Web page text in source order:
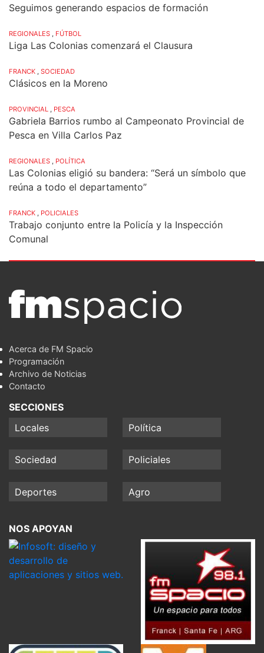
Seguimos generando espacios de formación
REGIONALES , FÚTBOL
Liga Las Colonias comenzará el Clausura
FRANCK , SOCIEDAD
Clásicos en la Moreno
PROVINCIAL , PESCA
Gabriela Barrios rumbo al Campeonato Provincial de
Pesca en Villa Carlos Paz
REGIONALES , POLÍTICA
Las Colonias eligió su bandera: “Será un símbolo que
reúna a todo el departamento”
FRANCK , POLICIALES
Trabajo conjunto entre la Policía y la Inspección
Comunal
Acerca de FM Spacio
Programación
Archivo de Noticias
Contacto
SECCIONES
Locales
Política
Sociedad Policiales
Deportes Agro
NOS APOYAN